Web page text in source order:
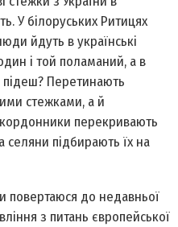
У бiлоруських Ритицях
йдуть в українськi
i той поламаний, а в
пiдеш? Перетинають
стежками, а й
перекривають
селяни пiдбирають їх на
повертаюся до недавньої
з питань європейської